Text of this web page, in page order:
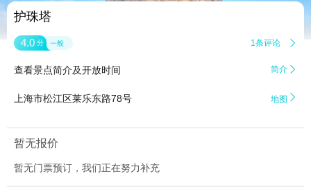
护珠塔
4.0 分 一般 1条评论 
查看景点简介及开放时间 简介 
上海市松江区莱乐东路78号 地图 
暂无报价
暂无门票预订，我们正在努力补充